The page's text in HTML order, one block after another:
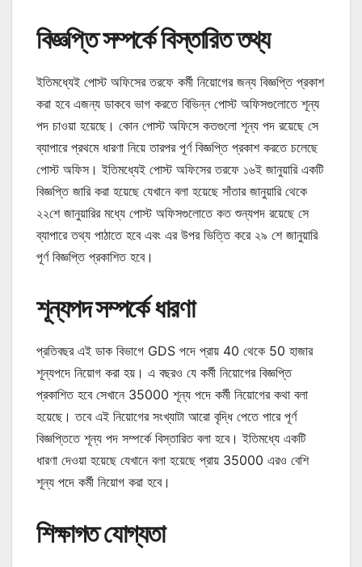
বিজ্ঞপ্তি সম্পর্কে বিস্তারিত তথ্য
ইতিমধ্যেই পোস্ট অফিসের তরফে কর্মী নিয়োগের জন্য বিজ্ঞপ্তি প্রকাশ
করা হবে এজন্য ডাকবে ভাগ করতে বিভিন্ন পোস্ট অফিসগুলোতে শূন্য
পদ চাওয়া হয়েছে। কোন পোস্ট অফিসে কতগুলো শূন্য পদ রয়েছে সে
ব্যাপারে প্রথমে ধারণা নিয়ে তারপর পূর্ণ বিজ্ঞপ্তি প্রকাশ করতে চলেছে
পোস্ট অফিস। ইতিমধ্যেই পোস্ট অফিসের তরফে ১৬ই জানুয়ারি একটি
বিজ্ঞপ্তি জারি করা হয়েছে যেখানে বলা হয়েছে সাঁতার জানুয়ারি থেকে
২২শে জানুয়ারির মধ্যে পোস্ট অফিসগুলোতে কত শুন্যপদ রয়েছে সে
ব্যাপারে তথ্য পাঠাতে হবে এবং এর উপর ভিত্তি করে ২৯ শে জানুয়ারি
পূর্ণ বিজ্ঞপ্তি প্রকাশিত হবে।
শূন্যপদ সম্পর্কে ধারণা
প্রতিবছর এই ডাক বিভাগে GDS পদে প্রায় 40 থেকে 50 হাজার
শূন্যপদে নিয়োগ করা হয়। এ বছরও যে কর্মী নিয়োগের বিজ্ঞপ্তি
প্রকাশিত হবে সেখানে 35000 শূন্য পদে কর্মী নিয়োগের কথা বলা
হয়েছে। তবে এই নিয়োগের সংখ্যাটা আরো বৃদ্ধি পেতে পারে পূর্ণ
বিজ্ঞপ্তিতে শূন্য পদ সম্পর্কে বিস্তারিত বলা হবে। ইতিমধ্যে একটি
ধারণা দেওয়া হয়েছে যেখানে বলা হয়েছে প্রায় 35000 এরও বেশি
শূন্য পদে কর্মী নিয়োগ করা হবে।
শিক্ষাগত যোগ্যতা